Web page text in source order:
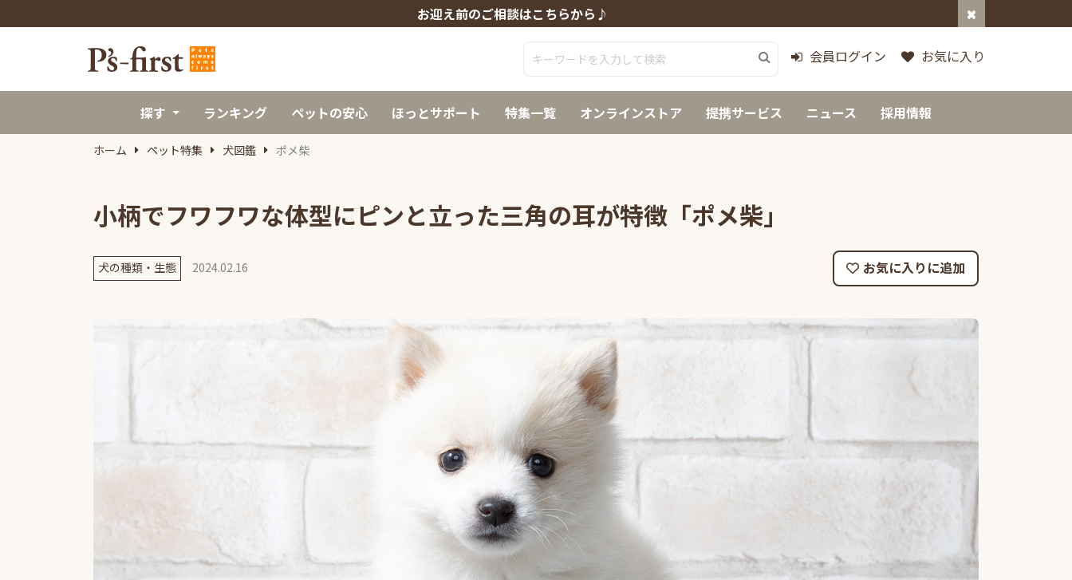
お迎え前のご相談はこちらから♪
会員ログイン お気に入り
探す ランキング ペットの安心 ほっとサポート 特集一覧 オンラインストア 提携サービス ニュース 採用情報
ホーム ペット特集 犬図鑑 ポメ柴
小柄でフワフワな体型にピンと立った三角の耳が特徴「ポメ柴」
犬の種類・生態 2024.02.16 お気に入りに追加